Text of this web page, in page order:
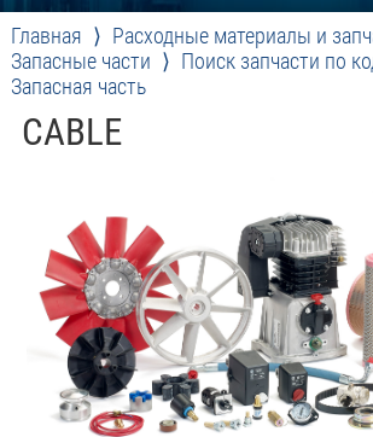
Главная
Расходные материалы и
Запасные части
Поиск запчасти по
Запасная часть
CABLE